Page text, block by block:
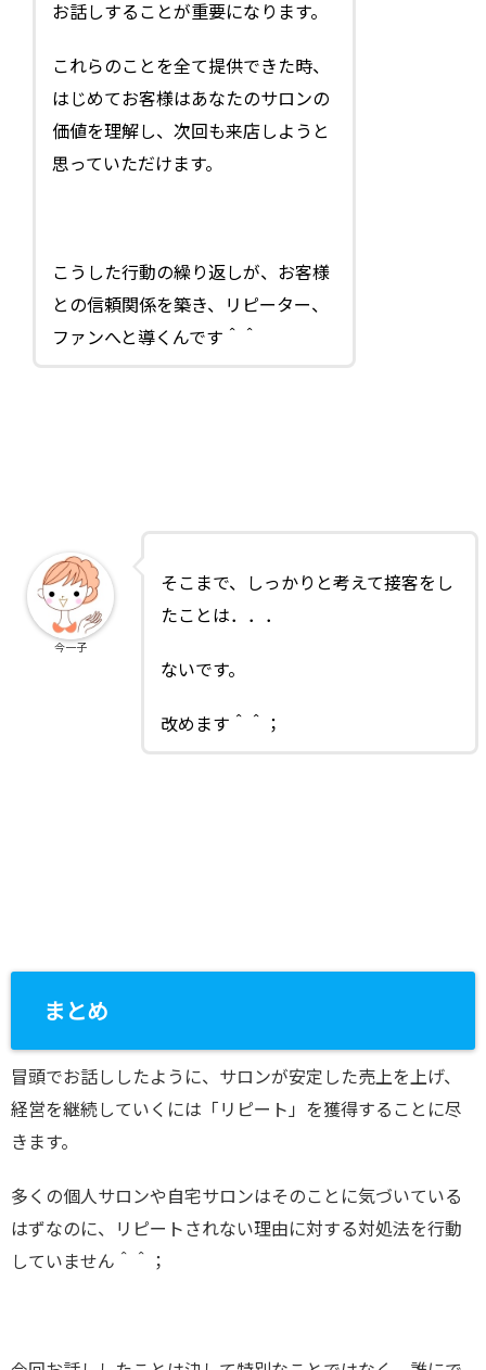
お話しすることが重要になります。
これらのことを全て提供できた時、
はじめてお客様はあなたのサロンの
価値を理解し、次回も来店しようと
思っていただけます。
こうした行動の繰り返しが、お客様
との信頼関係を築き、リピーター、
ファンへと導くんです＾＾
そこまで、しっかりと考えて接客をし
たことは．．．
ないです。
改めます＾＾；
今一子
まとめ
冒頭でお話ししたように、サロンが安定した売上を上げ、
経営を継続していくには「リピート」を獲得することに尽
きます。
多くの個人サロンや自宅サロンはそのことに気づいている
はずなのに、リピートされない理由に対する対処法を行動
していません＾＾；